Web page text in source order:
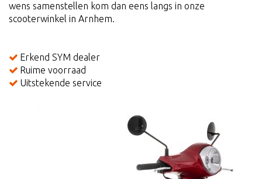
wens samenstellen kom dan eens langs in onze
scooterwinkel in Arnhem.
Erkend SYM dealer
Ruime voorraad
Uitstekende service